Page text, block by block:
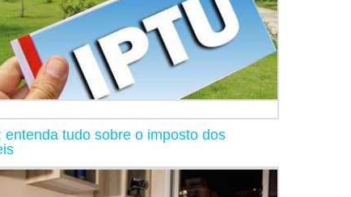
entenda tudo sobre o imposto dos